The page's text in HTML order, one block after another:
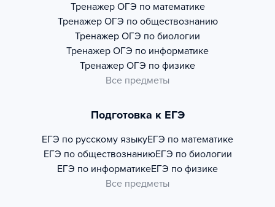
Тренажер ОГЭ по математике
Тренажер ОГЭ по обществознанию
Тренажер ОГЭ по биологии
Тренажер ОГЭ по информатике
Тренажер ОГЭ по физике
Все предметы
Подготовка к ЕГЭ
ЕГЭ по русскому языкуЕГЭ по математике
ЕГЭ по обществознаниюЕГЭ по биологии
ЕГЭ по информатикеЕГЭ по физике
Все предметы